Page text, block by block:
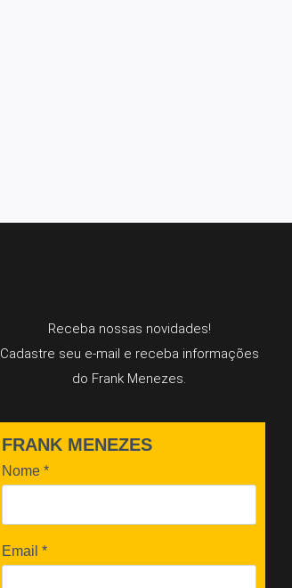
Receba nossas novidades!
Cadastre seu e-mail e receba informações
do Frank Menezes.
FRANK MENEZES
Nome *
Email *